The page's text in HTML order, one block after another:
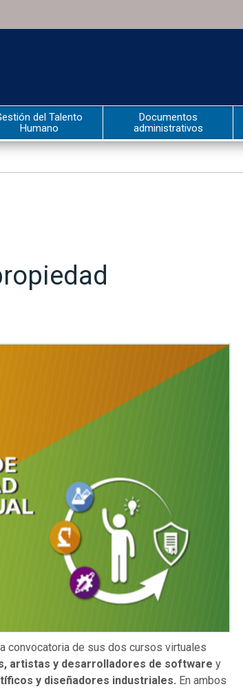
del Talento
Humano
Documentos
administrativos
convocatoria de sus dos cursos virtuales
artistas y desarrolladores de software y
y diseñadores industriales. En ambos